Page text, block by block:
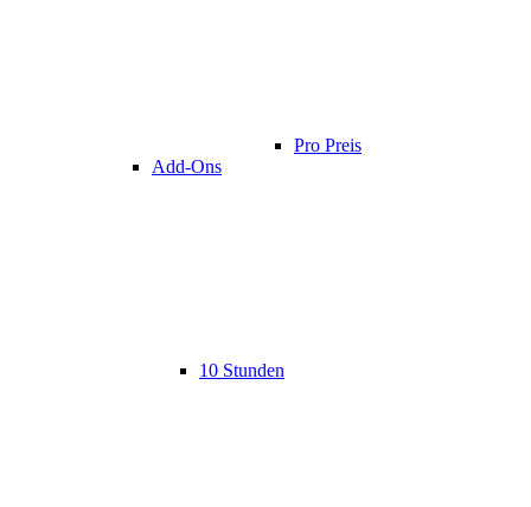
Pro Preis
Add-Ons
10 Stunden